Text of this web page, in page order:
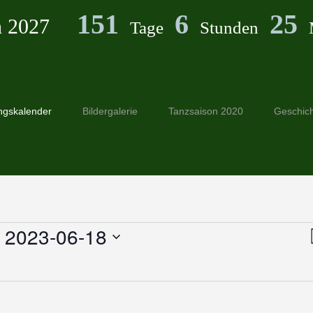
Bildergalerie Tanzsaison 2020
2023-06-18
2027 151 Tage 6 Stunden 25